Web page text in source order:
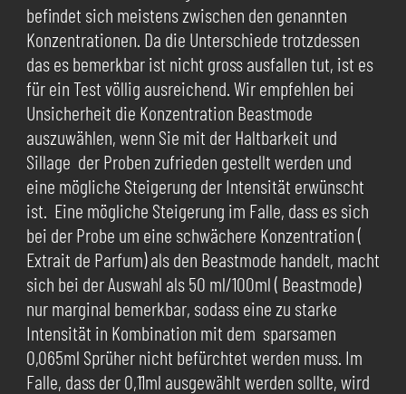
befindet sich meistens zwischen den genannten
Konzentrationen. Da die Unterschiede trotzdessen
das es bemerkbar ist nicht gross ausfallen tut, ist es
für ein Test völlig ausreichend. Wir empfehlen bei
Unsicherheit die Konzentration Beastmode
auszuwählen, wenn Sie mit der Haltbarkeit und
Sillage der Proben zufrieden gestellt werden und
eine mögliche Steigerung der Intensität erwünscht
ist. Eine mögliche Steigerung im Falle, dass es sich
bei der Probe um eine schwächere Konzentration (
Extrait de Parfum) als den Beastmode handelt, macht
sich bei der Auswahl als 50 ml/100ml ( Beastmode)
nur marginal bemerkbar, sodass eine zu starke
Intensität in Kombination mit dem sparsamen
0,065ml Sprüher nicht befürchtet werden muss. Im
Falle, dass der 0,11ml ausgewählt werden sollte, wird